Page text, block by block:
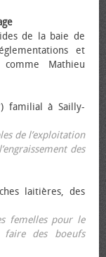
de la baie de
et
Mathieu
familial à Sailly-
de l’exploitation
des
laitières, des
femelles pour le
faire des bœufs